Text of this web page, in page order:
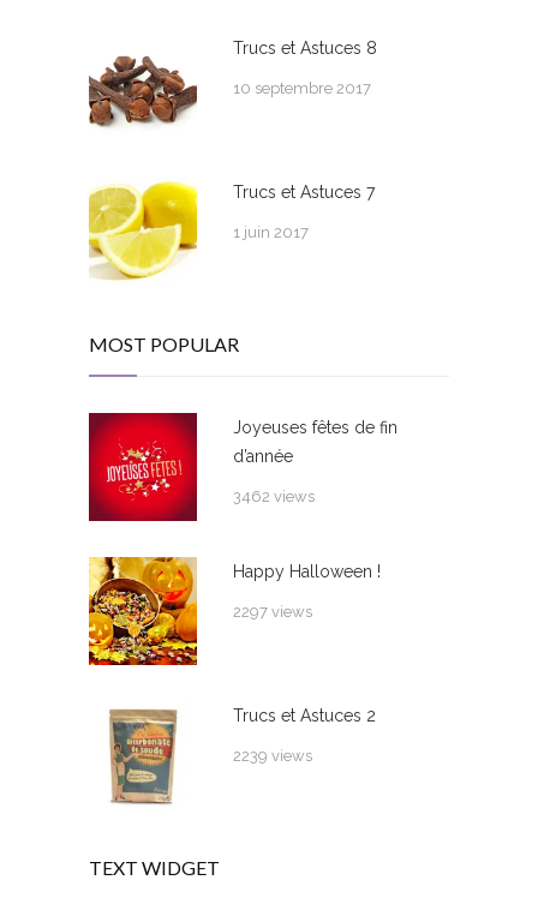
Trucs et Astuces 8
10 septembre 2017
Trucs et Astuces 7
1 juin 2017
MOST POPULAR
Joyeuses fêtes de fin
d’année
3462 views
Happy Halloween !
2297 views
Trucs et Astuces 2
2239 views
TEXT WIDGET